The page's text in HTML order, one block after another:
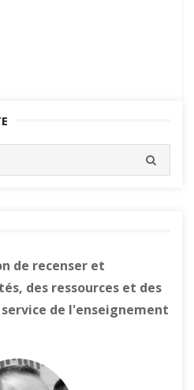
de recenser et
des ressources et des
de l'enseignement